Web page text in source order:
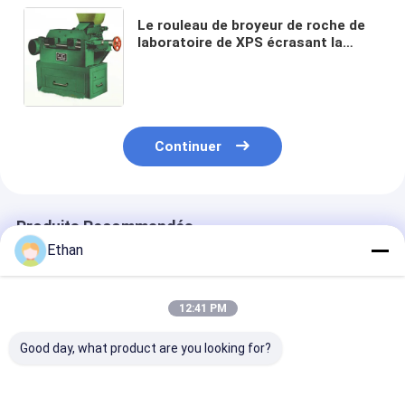
Le rouleau de broyeur de roche de
laboratoire de XPS écrasant la
Continuer
Produits Recommandés
Ethan
12:41 PM
Good day, what product are you looking for?